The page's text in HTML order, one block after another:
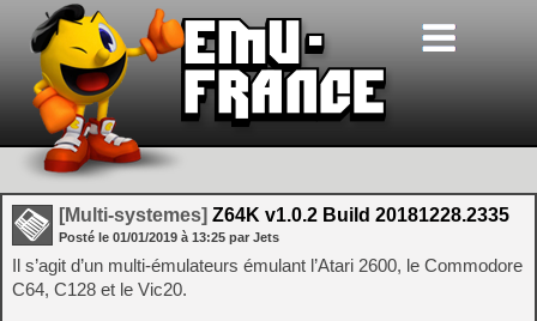
[Multi-systemes] Z64K v1.0.2 Build 20181228.2335
Posté le 01/01/2019 à 13:25 par Jets
Il s’agit d’un multi-émulateurs émulant l’Atari 2600, le Commodore
C64, C128 et le Vic20.